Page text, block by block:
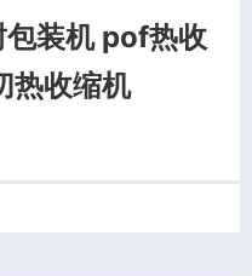
包装机 pof热收
热收缩机